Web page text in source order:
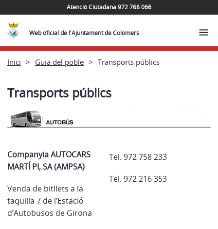
Atenció Ciutadana 972 768 066
Web oficial de l'Ajuntament de Colomers
Inici Guia del poble Transports públics
Transports públics
Companyia AUTOCARS
MARTÍ PI, SA (AMPSA)
Venda de bitllets a la
taquilla 7 de l’Estació
d’Autobusos de Girona
Tel. 972 758 233
Tel. 972 216 353